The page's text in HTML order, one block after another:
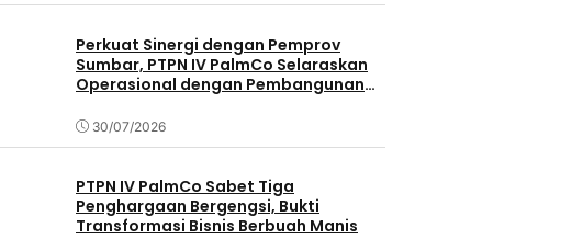
Perkuat Sinergi dengan Pemprov
Sumbar, PTPN IV PalmCo Selaraskan
Operasional dengan Pembangunan
30/07/2026
PTPN IV PalmCo Sabet Tiga
Penghargaan Bergengsi, Bukti
Transformasi Bisnis Berbuah Manis